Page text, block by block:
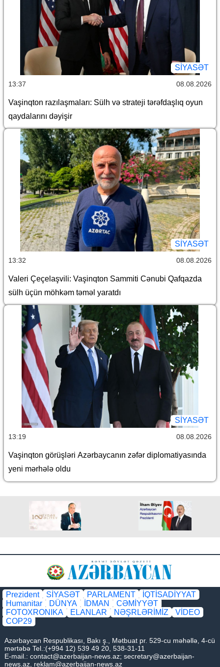
SİYASƏT
13:37 08.08.2026
Vaşinqton razılaşmaları: Sülh və strateji tərəfdaşlıq oyun
qaydalarını dəyişir
SİYASƏT
13:32 08.08.2026
Valeri Çeçelaşvili: Vaşinqton Sammiti Cənubi Qafqazda
sülh üçün möhkəm təməl yaratdı
SİYASƏT
13:19 08.08.2026
Vaşinqton görüşləri Azərbaycanın zəfər diplomatiyasında
yeni mərhələ oldu
Prezident SİYASƏT PARLAMENT
İQTİSADİYYAT
Humanitar
DÜNYA İDMAN
CƏMİYYƏT
FOTOXRONIKA
ELANLAR NƏŞRLƏRİMİZ
VİDEO
COP29
Azərbaycan Respublikası, Bakı ş., Mətbuat pr. 529-cu məhəllə, 4-cü
mərtəbə Tel.:(+994 12) 539 49 20, 538-31-11
E-mail.: contact@azerbaijan-news.az; secretary@azerbaijan-
news.az reklam@azerbaijan-news.az